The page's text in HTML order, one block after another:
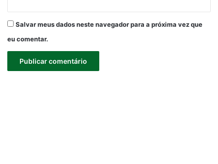
Salvar meus dados neste navegador para a próxima vez que
eu comentar.